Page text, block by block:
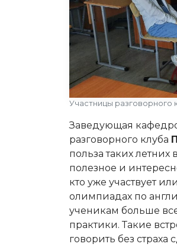
Участницы разговорного
Заведующая
разговорного клуба
польза таких летних
полезное и
кто уже участвует
олимпиадах по
ученикам больше
практики. Такие
говорить без страха